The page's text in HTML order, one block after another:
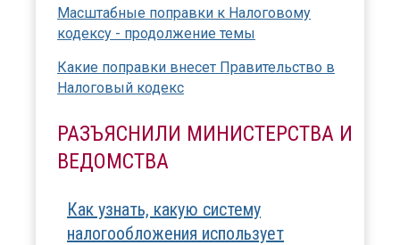
Масштабные поправки к Налоговому
кодексу - продолжение темы
Какие поправки внесет Правительство в
Налоговый кодекс
РАЗЪЯСНИЛИ МИНИСТЕРСТВА И
ВЕДОМСТВА
Как узнать, какую систему
налогообложения использует